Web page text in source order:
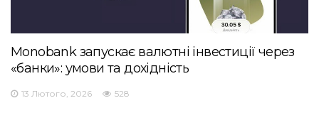
Monobank запускає валютні інвестиції через
«банки»: умови та дохідність
13 Лютого, 2026 528